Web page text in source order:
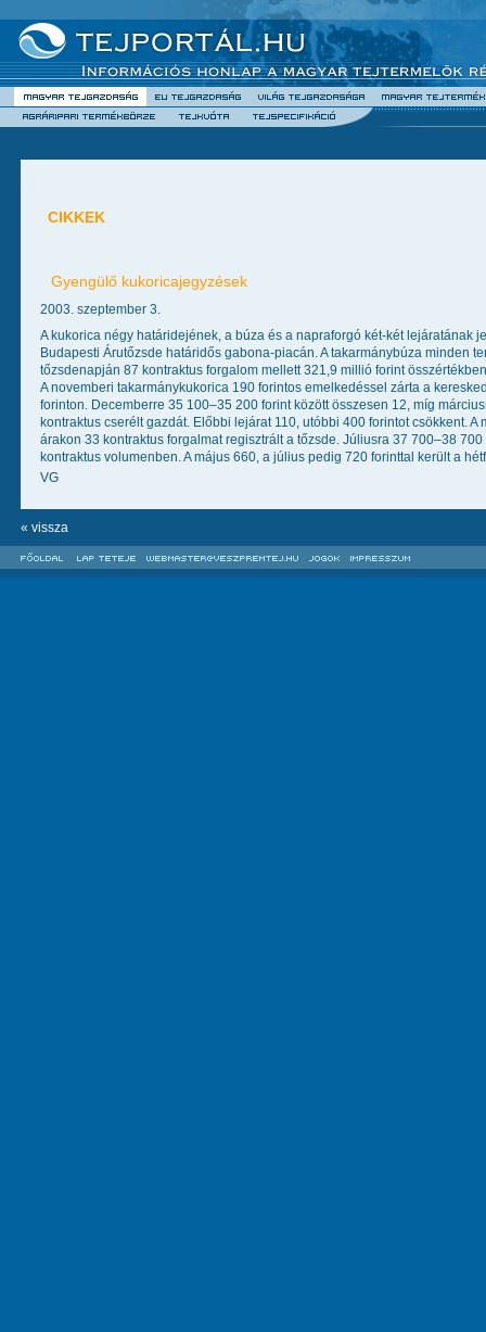
CIKKEK
Gyengülő kukoricajegyzések
2003. szeptember 3.
A kukorica négy határidejének, a búza és a napraforgó két-két lejáratának
Budapesti Árutőzsde határidős gabona-piacán. A takarmánybúza minden
tőzsdenapján 87 kontraktus forgalom mellett 321,9 millió forint
A novemberi takarmánykukorica 190 forintos emelkedéssel zárta a
forinton. Decemberre 35 100–35 200 forint között összesen 12, míg
kontraktus cserélt gazdát. Előbbi lejárat 110, utóbbi 400 forintot csökkent.
árakon 33 kontraktus forgalmat regisztrált a tőzsde. Júliusra 37 700–38
kontraktus volumenben. A május 660, a július pedig 720 forinttal került a
VG
« vissza